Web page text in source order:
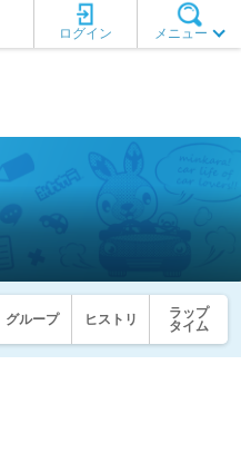
メニュー
ログイン
グループ ヒストリ
ラップ
タイム